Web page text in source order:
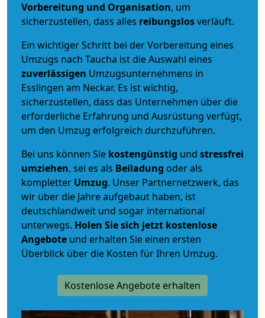
Vorbereitung und Organisation, um
sicherzustellen, dass alles reibungslosverläuft.
Ein wichtiger Schritt bei der Vorbereitung eines
Umzugs nach Taucha ist die Auswahl eines
zuverlässigen Umzugsunternehmens in
Esslingen am Neckar. Es ist wichtig,
sicherzustellen, dass das Unternehmen über die
erforderliche Erfahrung und Ausrüstung verfügt,
um den Umzug erfolgreich durchzuführen.
Bei uns können Sie kostengünstig und stressfrei
umziehen, sei es als Beiladung oder als
kompletter Umzug. Unser Partnernetzwerk, das
wir über die Jahre aufgebaut haben, ist
deutschlandweit und sogar international
unterwegs. Holen Sie sich jetzt kostenlose
Angebote und erhalten Sie einen ersten
Überblick über die Kosten für Ihren Umzug.
Kostenlose Angebote erhalten